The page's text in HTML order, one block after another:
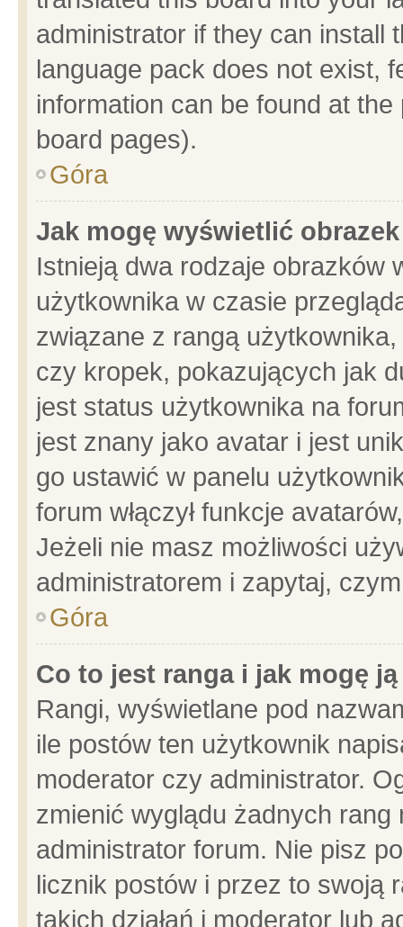
administrator if they can install
language pack does not exist,
information can be found at
board pages).
Góra
Jak mogę wyświetlić
Istnieją dwa rodzaje obrazków
użytkownika w czasie
związane z rangą
czy kropek, pokazujących jak
jest status użytkownika na
jest znany jako avatar i jest
go ustawić w panelu
forum włączył funkcje
Jeżeli nie masz możliwości
administratorem i zapytaj,
Góra
Co to jest ranga i jak mogę
Rangi, wyświetlane pod
ile postów ten użytkownik
moderator czy administrator.
zmienić wyglądu żadnych
administrator forum. Nie pisz
licznik postów i przez to swoją
takich działań i moderator lub